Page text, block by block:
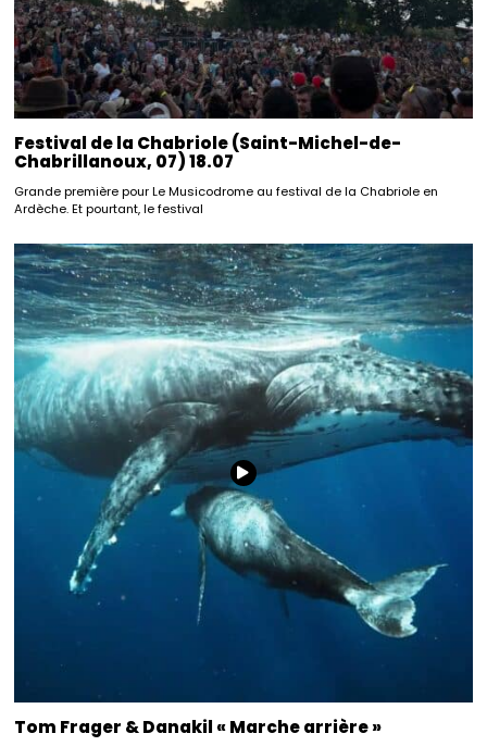
Festival de la Chabriole (Saint-Michel-de-
Chabrillanoux, 07) 18.07
Grande première pour Le Musicodrome au festival de la Chabriole en
Ardèche. Et pourtant, le festival
Tom Frager & Danakil « Marche arrière »